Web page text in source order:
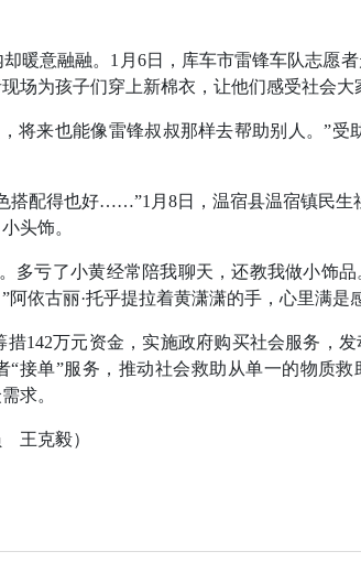
意融融。1月6日，库车市雷锋车队志愿者
场为孩子们穿上新棉衣，让他们感受社会大
来也能像雷锋叔叔那样去帮助别人。”受
配得也好……”1月8日，温宿县温宿镇民生
头饰。
亏了小黄经常陪我聊天，还教我做小饰品
依古丽·托乎提拉着黄潇潇的手，心里满是
万元资金，实施政府购买社会服务，发
“接单”服务，推动社会救助从单一的物质
求。
克毅）